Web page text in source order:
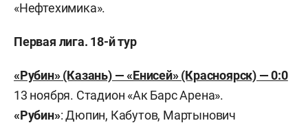
«Нефтехимика».
Первая лига. 18-й тур
«Рубин» (Казань) — «Енисей» (Красноярск) — 0:0
13 ноября. Стадион «Ак Барс Арена».
«Рубин»: Дюпин, Кабутов, Мартынович